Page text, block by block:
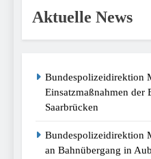
Aktuelle News
Bundespolizeidirektion
Einsatzmaßnahmen der
Saarbrücken
Bundespolizeidirektion
an Bahnübergang in